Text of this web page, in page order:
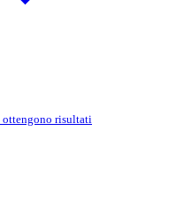
risultati